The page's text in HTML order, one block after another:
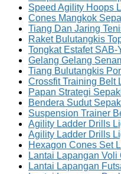
Speed Agility Hoops
Cones Mangkok
Tiang Dan Jaring
Raket Bulutangkis
Tongkat Estafet SAB-
Gelang Gelang
Tiang Bulutangkis
Crossfit Training Belt
Papan Strategi
Bendera Sudut
Suspension Trainer
Agility Ladder Drills
Agility Ladder Drills
Hexagon Cones Set
Lantai Lapangan
Lantai Lapangan